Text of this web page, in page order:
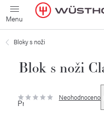
Přejít
na
obsah
Bloky s noži
Blok s noži
Průměrné
hodnocení
Neohodnoceno